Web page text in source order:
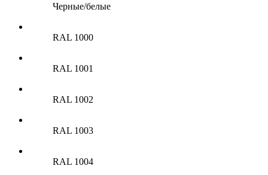
Черные/белые
RAL 1000
RAL 1001
RAL 1002
RAL 1003
RAL 1004